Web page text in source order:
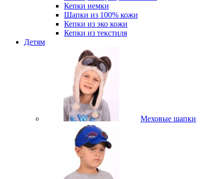
Кепки немки
Шапки из 100% кожи
Кепки из эко кожи
Кепки из текстиля
Детям
Меховые шапки